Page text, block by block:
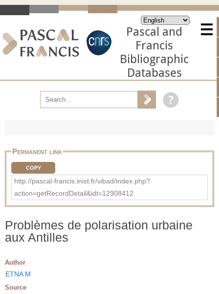
Pascal and
Francis
Bibliographic
Databases
Permanent link
COPY
http://pascal-francis.inist.fr/vibad/index.php?
action=getRecordDetail&idt=12908412
Problèmes de polarisation urbaine
aux Antilles
Author
ETNA M
Source